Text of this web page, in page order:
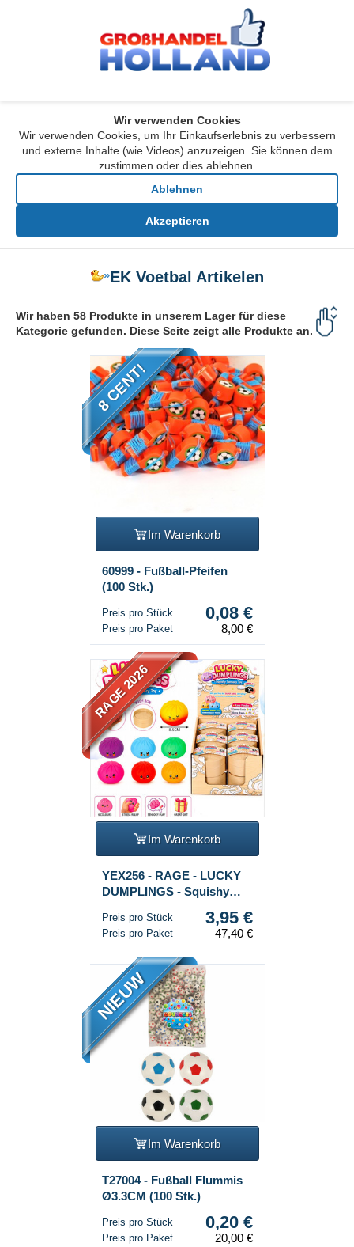
Wir verwenden Cookies
Wir verwenden Cookies, um Ihr Einkaufserlebnis zu verbessern
und externe Inhalte (wie Videos) anzuzeigen. Sie können dem
zustimmen oder dies ablehnen.
Ablehnen
Akzeptieren
»EK Voetbal Artikelen
Wir haben 58 Produkte in unserem Lager für diese
Kategorie gefunden. Diese Seite zeigt alle Produkte an.
8 CENT!
Im Warenkorb
60999 - Fußball-Pfeifen
(100 Stk.)
Preis pro Stück 0,08 €
Preis pro Paket 8,00 €
RAGE 2026
Im Warenkorb
YEX256 - RAGE - LUCKY
DUMPLINGS - Squishy
Maße 8.5 x 8.5 x 4.8 cm - IM
DISPLAY (12 Stk.)
Preis pro Stück 3,95 €
Preis pro Paket 47,40 €
NIEUW
Im Warenkorb
T27004 - Fußball Flummis
Ø3.3CM (100 Stk.)
Preis pro Stück 0,20 €
Preis pro Paket 20,00 €